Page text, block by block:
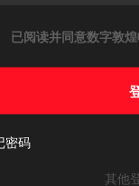
已阅读并同意数字敦
密码
其他